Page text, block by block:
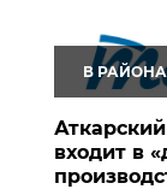
В
входит в